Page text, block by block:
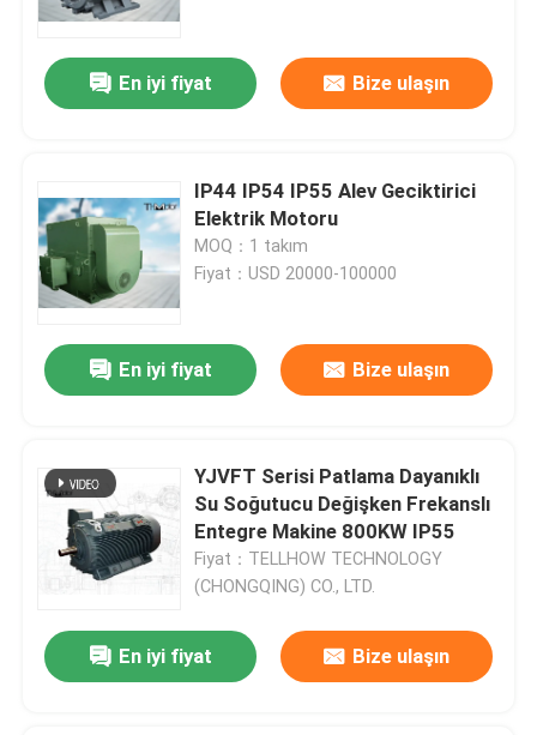
En iyi fiyat Bize ulaşın
IP44 IP54 IP55 Alev Geciktirici
Elektrik Motoru
MOQ：1 takım
Fiyat：USD 20000-100000
En iyi fiyat Bize ulaşın
YJVFT Serisi Patlama Dayanıklı
Su Soğutucu Değişken Frekanslı
Entegre Makine 800KW IP55
Fiyat：TELLHOW TECHNOLOGY
(CHONGQING) CO., LTD.
En iyi fiyat Bize ulaşın